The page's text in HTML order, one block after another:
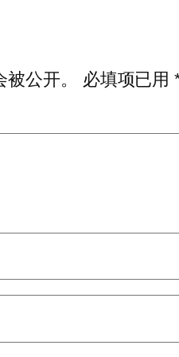
公开。
必填项已用